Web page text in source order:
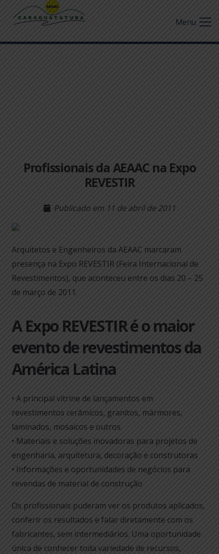
Menu
Profissionais da AEAAC na Expo
REVESTIR
Publicado em 11 de abril de 2011
Arquitetos e Engenheiros da AEAAC marcaram
presença na Expo REVESTIR (Feira Internacional de
Revestimentos), que aconteceu entre os dias 20 – 25
de março de 2011.
A Expo REVESTIR é o maior
evento de revestimentos da
América Latina
• A principal vitrine de lançamentos em
revestimentos cerâmicos, granitos, mármores,
laminados, mosaicos e outros
• Materiais e soluções inovadoras para projetos de
engenharia, arquitetura, decoração e construtoras
• Informações e oportunidades de negócios para
revendas de material de construção
Os profissionais puderam ver os produtos aplicados,
conferir os resultados e falar diretamente com os
fabricantes, sem intermediários. Uma oportunidade
única de conhecer toda variedade de recursos,